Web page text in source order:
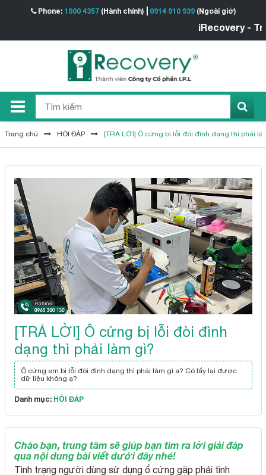
Phone: 1900 4357(Hành chính) 0914 910 939(Ngoài giờ)
iRecovery -
Trang chủ HỎI ĐÁP [TRẢ LỜI] Ô cứng bị lỗi đòi đình dạng thì phải
[TRẢ LỜI] Ô cứng bị lỗi đòi đình
dạng thì phải làm gì?
Ô cứng em bị lỗi đòi đình dạng thì phải làm gì ạ? Có lấy lại được
dữ liệu không ạ?
Danh mục: HỎI ĐÁP
Chào bạn, trung tâm sẽ giúp bạn tìm ra lời giải đáp
qua nội dung bài viết dưới đây nhé!
Tình trạng người dùng sử dụng ổ cứng gặp phải tình